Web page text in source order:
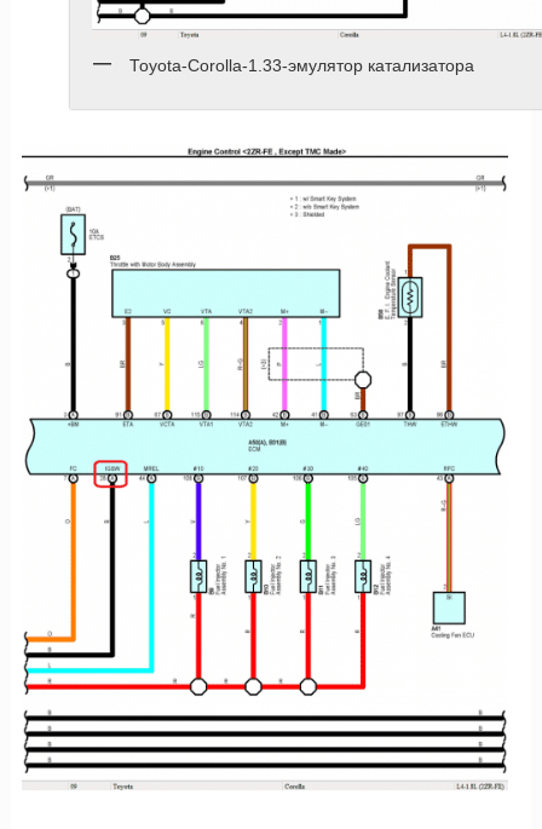
Toyota-Corolla-1.33-эмулятор катализатора